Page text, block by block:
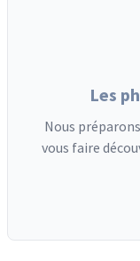
Les
Nous
vous faire